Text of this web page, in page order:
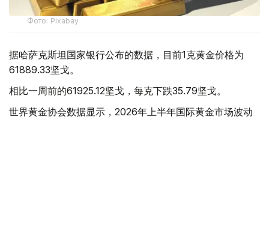
Фото: Pixabay
据哈萨克斯坦国家银行公布的数据，目前1克黄金价格为
61889.33坚戈。
相比一周前的61925.12坚戈，每克下跌35.79坚戈。
世界黄金协会数据显示，2026年上半年国际黄金市场波动